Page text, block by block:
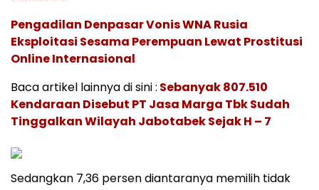
Pengadilan Denpasar Vonis WNA Rusia
Eksploitasi Sesama Perempuan Lewat Prostitusi
Online Internasional
Baca artikel lainnya di sini : Sebanyak 807.510
Kendaraan Disebut PT Jasa Marga Tbk Sudah
Tinggalkan Wilayah Jabotabek Sejak H – 7
Sedangkan 7,36 persen diantaranya memilih tidak